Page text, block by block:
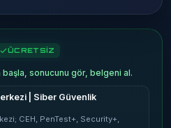
ÜCRETSİZ
sonucunu gör, belgeni al.
| Siber Güvenlik
CEH, PenTest+, Security+,